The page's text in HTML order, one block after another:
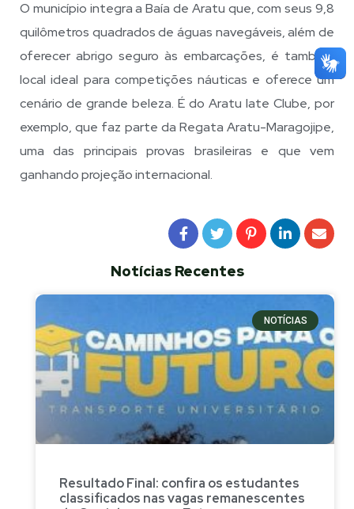
O município integra a Baía de Aratu que, com seus 9,8
quilômetros quadrados de águas navegáveis, além de
oferecer abrigo seguro às embarcações, é também
local ideal para competições náuticas e oferece um
cenário de grande beleza. É do Aratu Iate Clube, por
exemplo, que faz parte da Regata Aratu-Maragojipe,
uma das principais provas brasileiras e que vem
ganhando projeção internacional.
Notícias Recentes
NOTÍCIAS
Resultado Final: confira os estudantes
classificados nas vagas remanescentes